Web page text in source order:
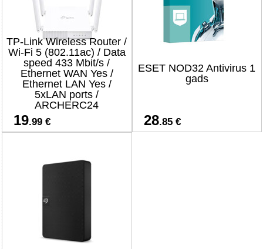
TP-Link Wireless Router /
Wi-Fi 5 (802.11ac) / Data
speed 433 Mbit/s /
Ethernet WAN Yes /
Ethernet LAN Yes /
5xLAN ports /
ARCHERC24
19.99 €
ESET NOD32 Antivirus 1
gads
28.85 €